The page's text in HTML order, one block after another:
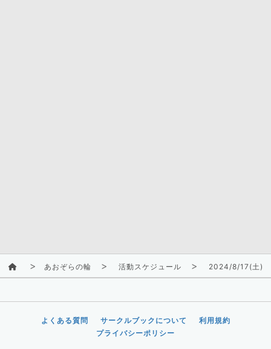
あおぞらの輪 活動スケジュール 2024/8/17(土)
よくある質問 サークルブックについて
利用規約
プライバシーポリシー